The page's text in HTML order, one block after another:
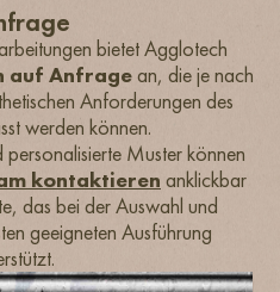
bietet Agglotech
auf Anfragean, die je nach
Anforderungen des
werden können.
Muster können
kontaktieren anklickbar
das bei der Auswahl und
geeigneten Ausführung